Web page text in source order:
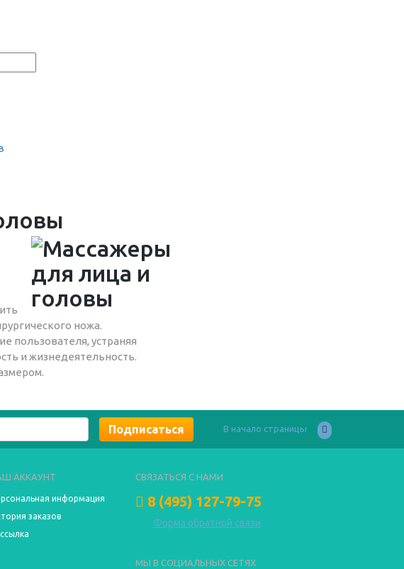
ножа.
пользователя, устраняя
и жизнедеятельность.
В начало страницы
АККАУНТ
информация
заказов
СВЯЗАТЬСЯ С НАМИ
8 (495) 127-79-75
Форма обратной связи
МЫ В СОЦИАЛЬНЫХ СЕТЯХ